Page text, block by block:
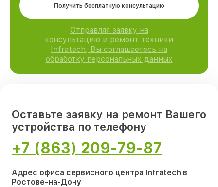
Получить бесплатную консультацию
Отправляя заявку на
консультацию и ремонт техники
Infratech, Вы соглашаетесь на
обработку персональных данных
Оставьте заявку на ремонт Вашего
устройства по телефону
+7 (863) 209-79-87
Адрес офиса сервисного центра Infratech в
Ростове-на-Дону